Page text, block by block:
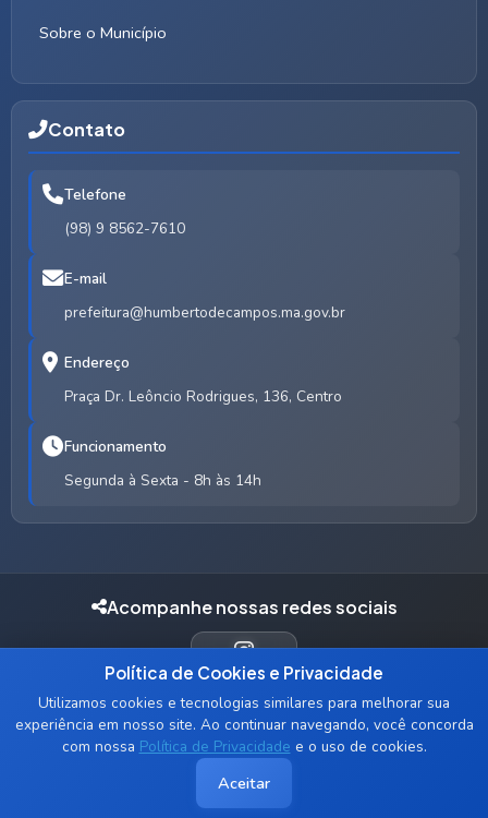
Política de Cookies e Privacidade
Utilizamos cookies e tecnologias similares para melhorar sua
experiência em nosso site. Ao continuar navegando, você concorda
com nossa Política de Privacidade e o uso de cookies.
Aceitar
Sobre o Município
Contato
Telefone
(98) 9 8562-7610
E-mail
prefeitura@humbertodecampos.ma.gov.br
Endereço
Praça Dr. Leôncio Rodrigues, 136, Centro
Funcionamento
Segunda à Sexta - 8h às 14h
Acompanhe nossas redes sociais
INSTAGRAM
© 2026 Prefeitura Municipal de Humberto de Campos - MA. Todos
os direitos reservados.